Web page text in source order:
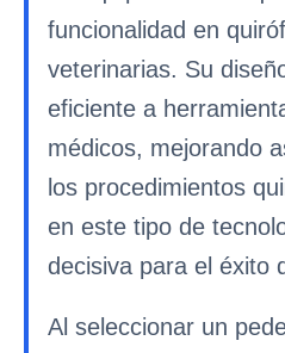
funcionalidad en
veterinarias. Su
eficiente a
médicos, mejorando
los procedimientos
en este tipo de
decisiva para el éxito
Al seleccionar un